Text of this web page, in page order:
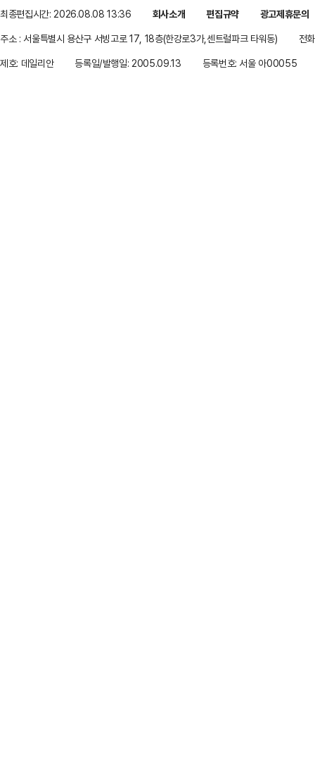
최종편집시간: 2026.08.08 13:36 회사소개 편집규약
광고제휴문의
주소 : 서울특별시 용산구 서빙고로 17, 18층(한강로3가,센트럴파크 타워동)
전
제호: 데일리안
등록일/발행일: 2005.09.13 등록번호: 서울 아00055